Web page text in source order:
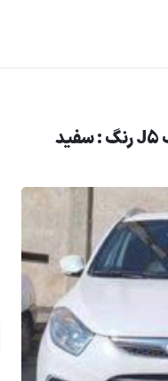
مزایده خرید خودروی جک J5 رنگ : سفید